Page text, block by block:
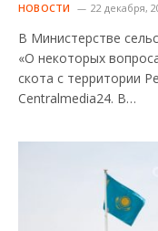
НОВОСТИ 22 декабря,
В Министерстве
«О некоторых
скота с территории
Centralmedia24. В…